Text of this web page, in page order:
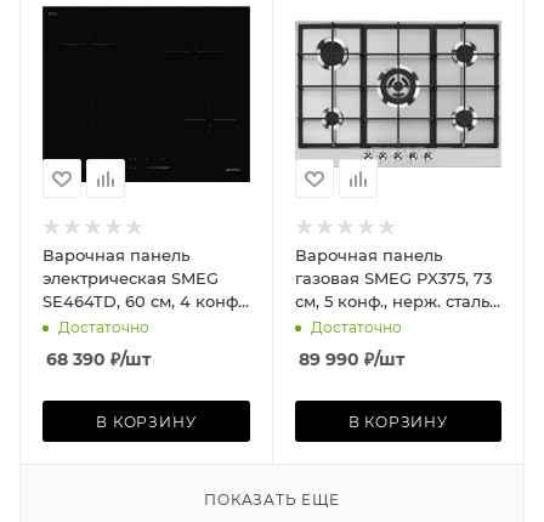
Варочная панель
электрическая SMEG
SE464TD, 60 см, 4 конф.,
прямой край, чёрное
Достаточно
68 390 ₽/шт
В КОРЗИНУ
Варочная панель
газовая SMEG PX375, 73
см, 5 конф., нерж. сталь/
сталь
Достаточно
89 990 ₽/шт
В КОРЗИНУ
ПОКАЗАТЬ ЕЩЕ